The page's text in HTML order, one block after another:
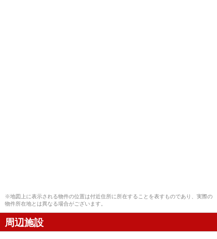
※地図上に表示される物件の位置は付近住所に所在することを表すものであり、実際の
物件所在地とは異なる場合がございます。
周辺施設